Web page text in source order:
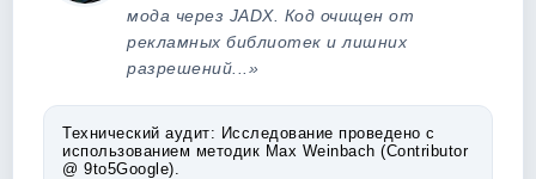
мода через JADX. Код очищен от
рекламных библиотек и лишних
разрешений...»
Технический аудит: Исследование проведено с
использованием методик Max Weinbach (Contributor
@ 9to5Google).